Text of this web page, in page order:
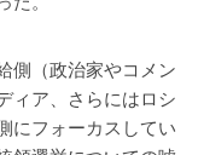
側（政治家やコメン
ィア、さらにはロシ
にフォーカスしてい